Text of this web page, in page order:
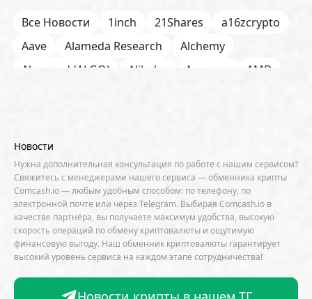
Все Новости 1inch 21Shares
a16zcrypto
Aave
Alameda Research
Alchemy
Algorand (ALGO)
Alibaba Amazon
AMD
Aster
Binance
BIS Bitcoin Core
Bitcoin Pizza Day
Bitfarms
Bitfinex Bitget
Bithumb
BitMEX
BitOK Bitwise BlackRock
Block
Bloomberg
BNB Chain
BNP Paribas
Börse Stuttgart
BTCFi Bullish
Bybit
Новости
Нужна дополнительная консультация по работе с нашим сервисом?
Свяжитесь с менеджерами нашего сервиса — обменника крипты
Comcash.io — любым удобным способом: по телефону, по
электронной почте или через Telegram. Выбирая Comcash.io в
качестве партнёра, вы получаете максимум удобства, высокую
скорость операций по обмену криптовалюты и ощутимую
финансовую выгоду. Наш обменник криптовалюты гарантирует
высокий уровень сервиса на каждом этапе сотрудничества!